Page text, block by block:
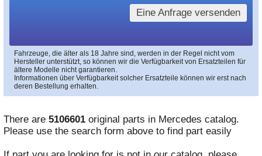
Eine Anfrage versenden
Fahrzeuge, die älter als 18 Jahre sind, werden in der Regel nicht vom
Hersteller unterstützt, so können wir die Verfügbarkeit von Ersatzteilen für
ältere Modelle nicht garantieren.
Informationen über Verfügbarkeit solcher Ersatzteile können wir erst nach
deren Bestellung erhalten.
There are 5106601 original parts in Mercedes catalog.
Please use the search form above to find part easily